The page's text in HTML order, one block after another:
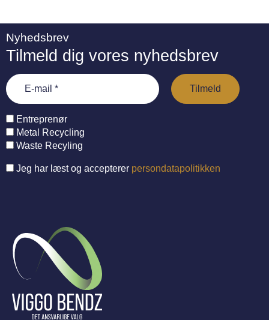
Nyhedsbrev
Tilmeld dig vores nyhedsbrev
Entreprenør
Metal Recycling
Waste Recyling
Jeg har læst og accepterer persondatapolitikken